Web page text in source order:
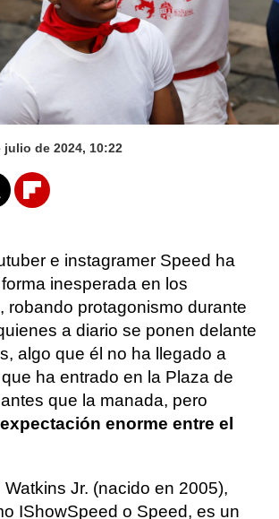
julio de 2024, 10:22
Flipboard
e instagramer Speed ha
inesperada en los
, robando protagonismo durante
a diario se ponen delante
algo que él no ha llegado a
ha entrado en la Plaza de
que la manada, pero
enorme entre el
Jr. (nacido en 2005),
IShowSpeed o Speed, es un